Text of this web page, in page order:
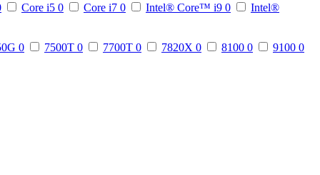
Core i5 0 Core i7 0 Intel® Core™ i9 0 Intel®
0 7500T 0 7700T 0 7820X 0 8100 0 9100 0